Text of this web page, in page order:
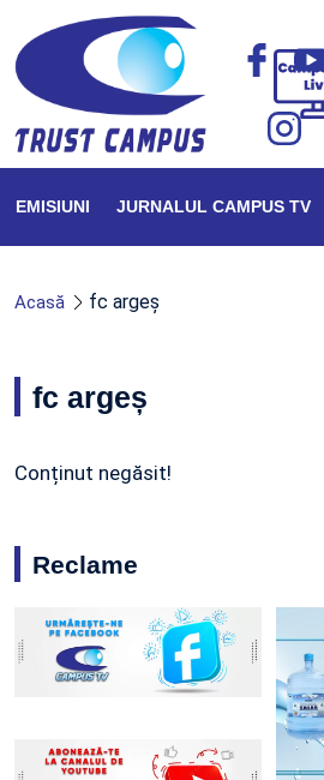
EMISIUNI JURNALUL CAMPUS TV
Acasă fc argeș
fc argeș
Conținut negăsit!
Reclame